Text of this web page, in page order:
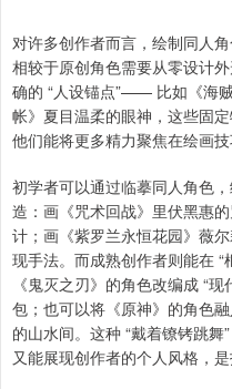
对许多创作者而言，绘制同人角
相较于原创角色需要从零设计
确的 “人设锚点”—— 比如《海
帐》夏目温柔的眼神，这些固
他们能将更多精力聚焦在绘画技
初学者可以通过临摹同人角色
造：画《咒术回战》里伏黑惠
计；画《紫罗兰永恒花园》薇
现手法。而成熟创作者则能在
《鬼灭之刃》的角色改编成 “
包；也可以将《原神》的角色
的山水间。这种 “戴着镣铐跳舞
又能展现创作者的个人风格，